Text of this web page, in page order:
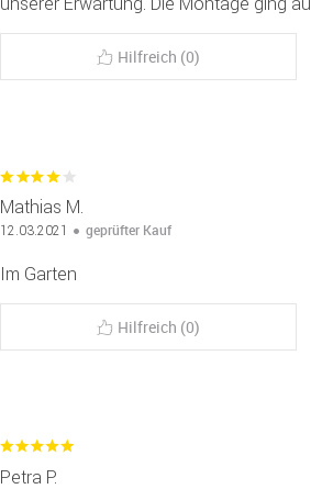
Hilfreich (0)
Mathias M.
12.03.2021 geprüfter Kauf
Im Garten
Hilfreich (0)
Petra P.